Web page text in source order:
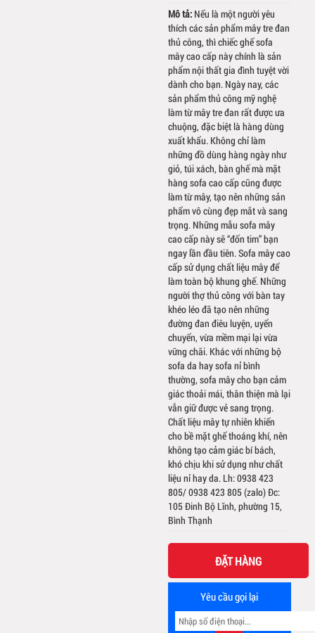
Mô tả: Nếu là một người yêu
thích các sản phẩm mây tre đan
thủ công, thì chiếc ghế sofa
mây cao cấp này chính là sản
phẩm nội thất gia đình tuyệt vời
dành cho bạn. Ngày nay, các
sản phẩm thủ công mỹ nghệ
làm từ mây tre đan rất được ưa
chuộng, đặc biệt là hàng dùng
xuất khẩu. Không chỉ làm
những đồ dùng hàng ngày như
giỏ, túi xách, bàn ghế mà mặt
hàng sofa cao cấp cũng được
làm từ mây, tạo nên những sản
phẩm vô cùng đẹp mắt và sang
trọng. Những mẫu sofa mây
cao cấp này sẽ “đốn tim” bạn
ngay lần đầu tiên. Sofa mây cao
cấp sử dụng chất liệu mây để
làm toàn bộ khung ghế. Những
người thợ thủ công với bàn tay
khéo léo đã tạo nên những
đường đan điêu luyện, uyển
chuyển, vừa mềm mại lại vừa
vững chãi. Khác với những bộ
sofa da hay sofa nỉ bình
thường, sofa mây cho bạn cảm
giác thoải mái, thân thiện mà lại
vẫn giữ được vẻ sang trọng.
Chất liệu mây tự nhiên khiến
cho bề mặt ghế thoáng khí, nên
không tạo cảm giác bí bách,
khó chịu khi sử dụng như chất
liệu nỉ hay da. Lh: 0938 423
805/ 0938 423 805 (zalo) Đc:
105 Đinh Bộ Lĩnh, phường 15,
Bình Thạnh
ĐẶT HÀNG
Yêu cầu gọi lại